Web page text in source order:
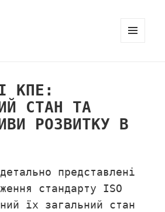
КПЕ:
СТАН ТА
РОЗВИТКУ В
представлені
стандарту ISO
їх загальний стан